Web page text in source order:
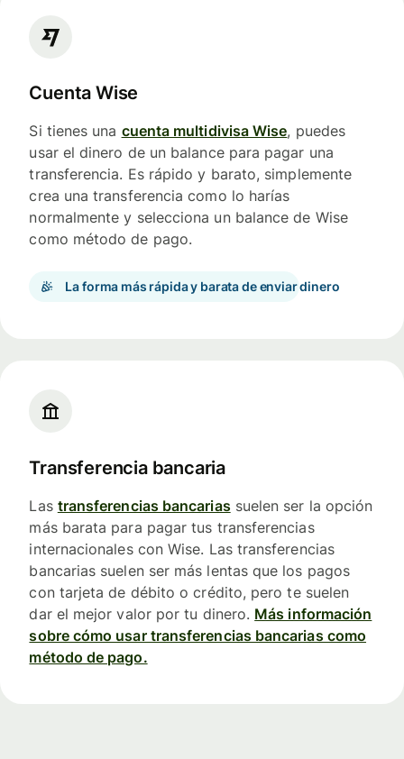
Cuenta Wise
Si tienes una cuenta multidivisa Wise, puedes
usar el dinero de un balance para pagar una
transferencia. Es rápido y barato, simplemente
crea una transferencia como lo harías
normalmente y selecciona un balance de Wise
como método de pago.
La forma más rápida y barata de enviar dinero
Transferencia bancaria
Las transferencias bancariassuelen ser la opción
más barata para pagar tus transferencias
internacionales con Wise. Las transferencias
bancarias suelen ser más lentas que los pagos
con tarjeta de débito o crédito, pero te suelen
dar el mejor valor por tu dinero. Más información
sobre cómo usar transferencias bancarias como
método de pago.